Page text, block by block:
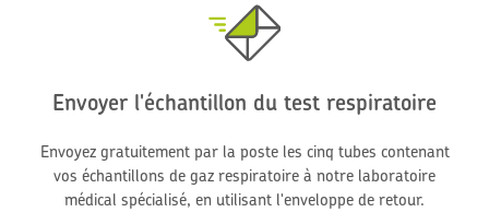
Envoyer l'échantillon du test respiratoire
Envoyez gratuitement par la poste les cinq tubes contenant
vos échantillons de gaz respiratoire à notre laboratoire
médical spécialisé, en utilisant l'enveloppe de retour.